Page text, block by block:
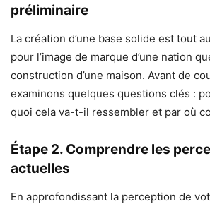
préliminaire
La création d’une base solide est tout
pour l’image de marque d’une nation
construction d’une maison. Avant de
examinons quelques questions clés :
quoi cela va-t-il ressembler et par où
Étape 2. Comprendre les
actuelles
En approfondissant la perception de